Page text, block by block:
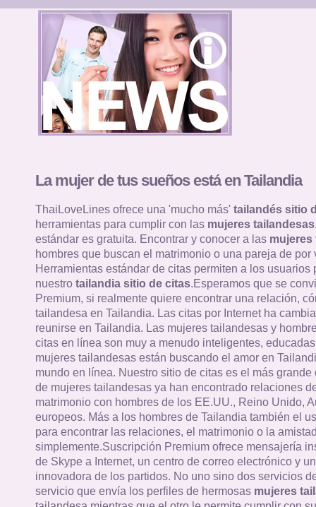
La mujer de tus sueños está en Tailandia
ThaiLoveLines ofrece una 'mucho más' tailandés sitio
herramientas para cumplir con las mujeres tailandesas
estándar es gratuita. Encontrar y conocer a las mujeres
hombres que buscan el matrimonio o una pareja de por
Herramientas estándar de citas permiten a los usuarios
nuestro tailandia sitio de citas.Esperamos que se
Premium, si realmente quiere encontrar una relación,
tailandesa en Tailandia. Las citas por Internet ha
reunirse en Tailandia. Las mujeres tailandesas y
citas en línea son muy a menudo inteligentes,
mujeres tailandesas están buscando el amor en
mundo en línea. Nuestro sitio de citas es el más grande
de mujeres tailandesas ya han encontrado relaciones
matrimonio con hombres de los EE.UU., Reino Unido,
europeos. Más a los hombres de Tailandia también el
para encontrar las relaciones, el matrimonio o la
simplemente.Suscripción Premium ofrece mensajería
de Skype a Internet, un centro de correo electrónico y
innovadora de los partidos. No uno sino dos servicios
servicio que envía los perfiles de hermosas mujeres